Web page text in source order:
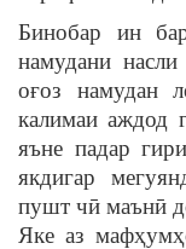
Бинобар ин
намудани
оғоз намудан
калимаи аждод
яъне падар
якдигар
пушт чӣ маънӣ
Яке аз